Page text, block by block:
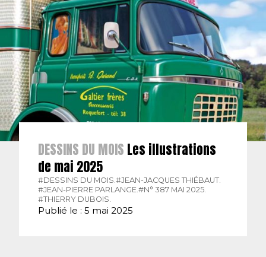
DESSINS DU MOIS Les illustrations
de mai 2025
#DESSINS DU MOIS. #JEAN-JACQUES THIÉBAUT.
#JEAN-PIERRE PARLANGE. #N° 387 MAI 2025.
#THIERRY DUBOIS.
Publié le : 5 mai 2025